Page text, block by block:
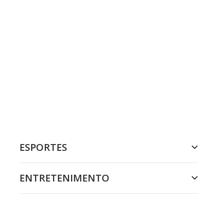
ESPORTES
ENTRETENIMENTO